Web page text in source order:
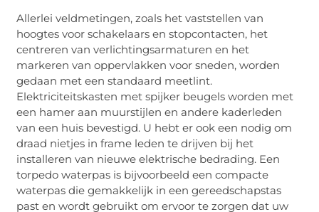
Allerlei veldmetingen, zoals het vaststellen van
hoogtes voor schakelaars en stopcontacten, het
centreren van verlichtingsarmaturen en het
markeren van oppervlakken voor sneden, worden
gedaan met een standaard meetlint.
Elektriciteitskasten met spijker beugels worden met
een hamer aan muurstijlen en andere kaderleden
van een huis bevestigd. U hebt er ook een nodig om
draad nietjes in frame leden te drijven bij het
installeren van nieuwe elektrische bedrading. Een
torpedo waterpas is bijvoorbeeld een compacte
waterpas die gemakkelijk in een gereedschapstas
past en wordt gebruikt om ervoor te zorgen dat uw